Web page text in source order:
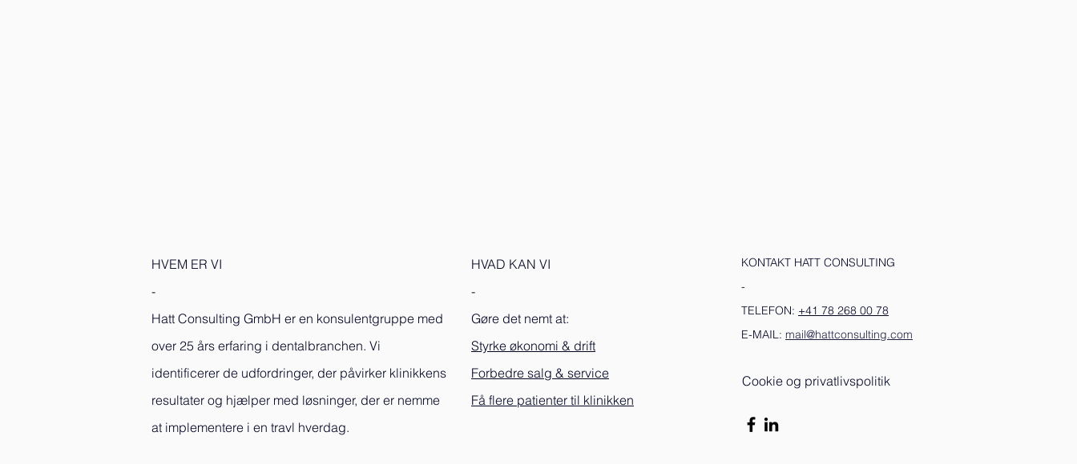
HVEM ER VI
-
Hatt Consulting GmbH er en konsulentgruppe med
over 25 års erfaring i dentalbranchen. Vi
identificerer de udfordringer, der påvirker klinikkens
resultater og hjælper med løsninger, der er nemme
at implementere i en travl hverdag.
HVAD KAN VI
-
Gøre det nemt at:
Styrke økonomi & drift
Forbedre salg & service
Få flere patienter til klinikken
KONTAKT HATT CONSULTING
-
TELEFON: +41 78 268 00 78
E-MAIL: mail@hattconsulting.com
Cookie og privatlivspolitik